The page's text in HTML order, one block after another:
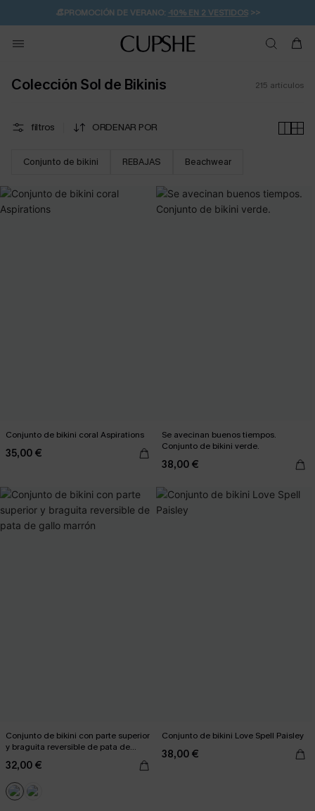
👒PROMOCIÓN DE VERANO: -10% EN 2 VESTIDOS>>
💌¡SUSCRIBIRSE & GANAR -10% EXTRA!
🚚ENVÍO GRATUITO A PARTIR DE 49 € >>
Colección Sol de Bikinis 215 artículos
filtros ORDENAR POR
Conjunto de bikini REBAJAS Beachwear
Conjunto de bikini coral Aspirations
35,00 €
Se avecinan buenos tiempos.
Conjunto de bikini verde.
38,00 €
Conjunto de bikini con parte superior
y braguita reversible de pata de
32,00 €
Conjunto de bikini Love Spell Paisley
38,00 €